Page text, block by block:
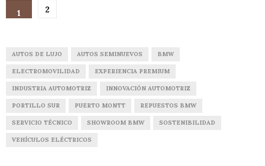
1 2
AUTOS DE LUJO AUTOS SEMINUEVOS BMW
ELECTROMOVILIDAD EXPERIENCIA PREMIUM
INDUSTRIA AUTOMOTRIZ INNOVACIÓN AUTOMOTRIZ
PORTILLO SUR PUERTO MONTT REPUESTOS BMW
SERVICIO TÉCNICO SHOWROOM BMW SOSTENIBILIDAD
VEHÍCULOS ELÉCTRICOS